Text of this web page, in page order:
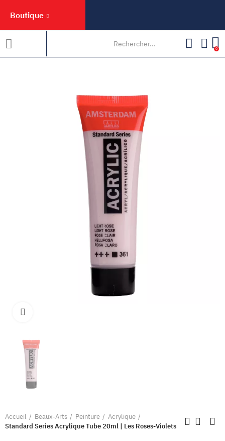
Boutique
0
Accueil Beaux-Arts Peinture
Acrylique
Standard Series Acrylique Tube 20ml | Les Roses-Violets